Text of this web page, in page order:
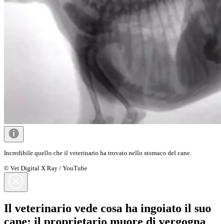
Incredibile quello che il veterinario ha trovato nello stomaco del cane.
© Vet Digital X Ray / YouTube
Il veterinario vede cosa ha ingoiato il suo